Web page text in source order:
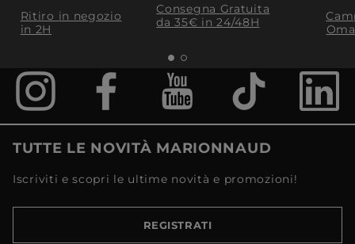
Ritiro in negozio
in 2H
Consegna Gratuita
da 35€​ in 24/48H
TUTTE LE NOVITÀ MARIONNAUD
Iscriviti e scopri le ultime novità e promozioni!
REGISTRATI